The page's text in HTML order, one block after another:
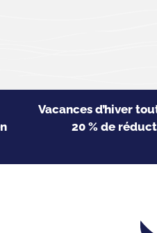
Vacances d’hiver
20 % de